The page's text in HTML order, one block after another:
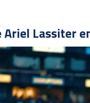
Ariel Lassiter